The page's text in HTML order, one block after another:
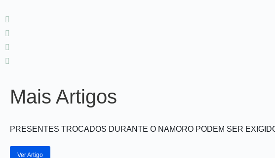
Mais Artigos
PRESENTES TROCADOS DURANTE O NAMORO PODEM SER
Ver Artigo